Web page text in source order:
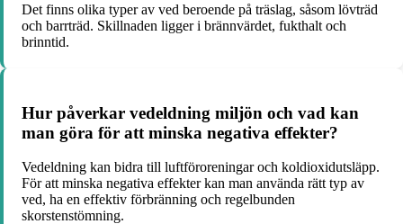
Det finns olika typer av ved beroende på träslag, såsom lövträd
och barrträd. Skillnaden ligger i brännvärdet, fukthalt och
brinntid.
Hur påverkar vedeldning miljön och vad kan
man göra för att minska negativa effekter?
Vedeldning kan bidra till luftföroreningar och koldioxidutsläpp.
För att minska negativa effekter kan man använda rätt typ av
ved, ha en effektiv förbränning och regelbunden
skorstenstömning.